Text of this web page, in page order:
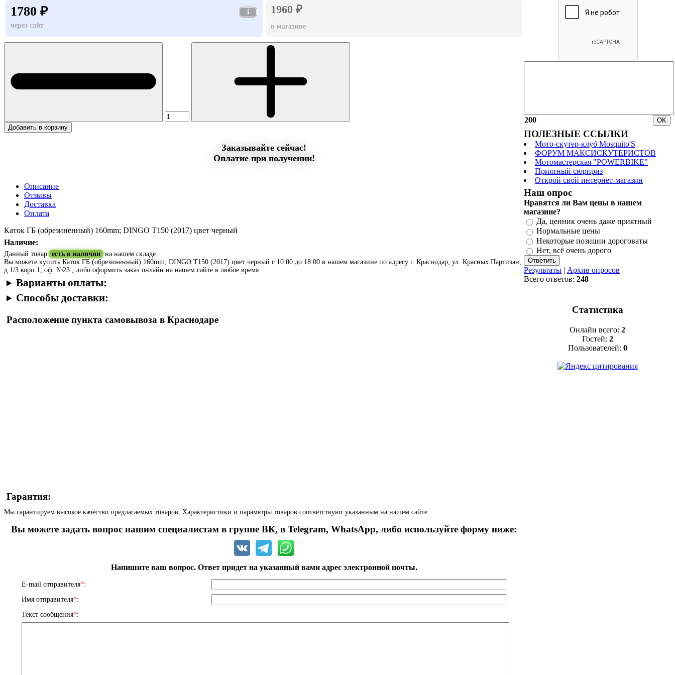
1780 ₽
i
через сайт
1960 ₽
в магазине
Добавить в корзину
Заказывайте сейчас!
Оплатие при получении!
Описание
Отзывы
Доставка
Оплата
Каток ГБ (обрезиненный) 160mm; DINGO T150 (2017) цвет черный
Наличие:
Данный товар есть в наличии на нашем складе.
Вы можете купить Каток ГБ (обрезиненный) 160mm; DINGO T150 (2017) цвет черный с 10:00 до 18:00 в нашем магазине по адресу г. Краснодар, ул. Красных Партизан,
д.1/3 корп.1, оф. №23., либо оформить заказ онлайн на нашем сайте в любое время.
Варианты оплаты:
Способы доставки:
Расположение пункта самовывоза в Краснодаре
Гарантия:
Мы гарантируем высокое качество предлагаемых товаров. Характеристики и параметры товаров соответствуют указанным на нашем сайте.
Вы можете задать вопрос нашим специалистам в группе ВК, в Telegram, WhatsApp, либо используйте форму ниже:
Напишите ваш вопрос. Ответ придет на указанный вами адрес электронной почты.
E-mail отправителя*:
Имя отправителя*:
Текст сообщения*:
200
ПОЛЕЗНЫЕ ССЫЛКИ
Мото-скутер-клуб Mosquito'S
ФОРУМ МАКСИСКУТЕРИСТОВ
Мотомастерская "POWERBIKE"
Приятный сюрприз
Открой свой интернет-магазин
Наш опрос
Нравятся ли Вам цены в нашем
магазине?
Да, ценник очень даже приятный
Нормальные цены
Некоторые позиции дороговаты
Нет, всё очень дорого
Результаты | Архив опросов
Всего ответов: 248
Статистика
Онлайн всего: 2
Гостей: 2
Пользователей: 0